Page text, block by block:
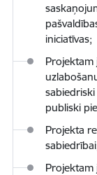
iniciatīvas;
publiski
Projekta
Projektam